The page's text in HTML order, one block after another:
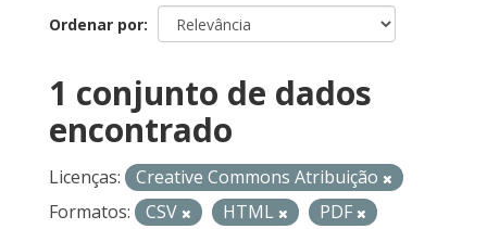
Ordenar por
1 conjunto de dados
encontrado
Licenças:
Creative Commons Atribuição
Formatos:
CSV HTML
PDF